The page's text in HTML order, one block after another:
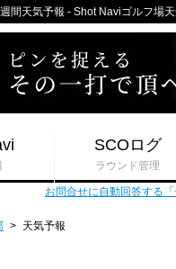
間天気予報 - Shot Naviゴルフ場
SCOログ
ラウンド管理
お問合せに自動回答する
> 天気予報